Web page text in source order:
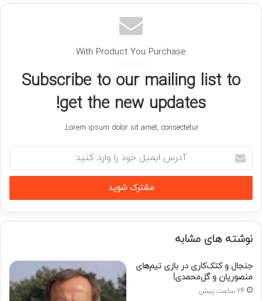
With Product You Purchase
Subscribe to our mailing list to
get the new updates!
Lorem ipsum dolor sit amet, consectetur.
آدرس
ایمیل
خود
وارد
کنید
نوشته های مشابه
جنجال و کتک‌کاری در بازی تیم‌های
منصوریان و گل‌محمدی!
24 ساعت پیش